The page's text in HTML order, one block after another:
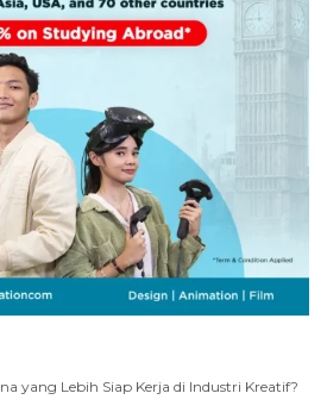
yang Lebih Siap Kerja di Industri Kreatif?